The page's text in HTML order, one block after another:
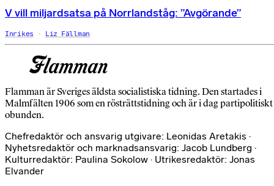
V vill miljardsatsa på Norrlandståg: ”Avgörande”
Inrikes Liz Fällman
Flamman är Sveriges äldsta socialistiska tidning. Den startades i
Malmfälten 1906 som en rösträttstidning och är i dag partipolitiskt
obunden.
Chefredaktör och ansvarig utgivare: Leonidas Aretakis ·
Nyhetsredaktör och marknadsansvarig: Jacob Lundberg ·
Kulturredaktör: Paulina Sokolow · Utrikesredaktör: Jonas
Elvander